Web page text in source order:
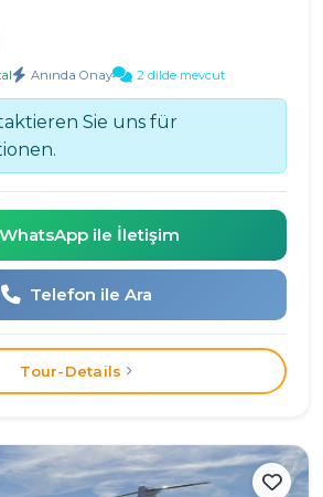
Anında Onay 2 dilde mevcut
Sie uns für
WhatsApp ile İletişim
Telefon ile Ara
Tour-Details